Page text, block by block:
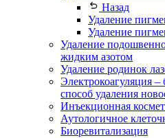
Назад
Удаление
Удаление
Удаление
жидким азотом
Удаление родинок
Электрокоагуляция
способ удаления
Инъекционная
Аутологичное
Биоревитализация